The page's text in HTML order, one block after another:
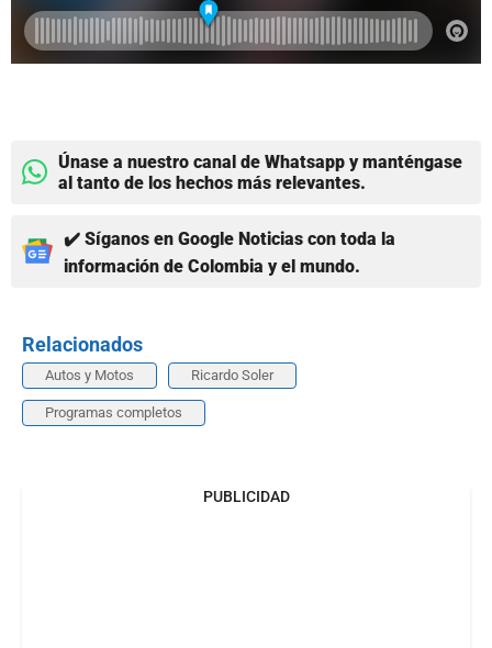
Únase a nuestro canal de Whatsapp y manténgase
al tanto de los hechos más relevantes.
✔️ Síganos en Google Noticias con toda la
información de Colombia y el mundo.
Relacionados
Autos y Motos Ricardo Soler
Programas completos
PUBLICIDAD